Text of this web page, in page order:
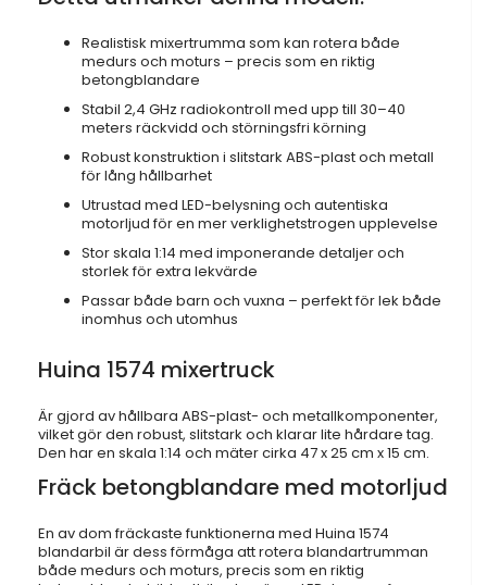
Realistisk mixertrumma som kan rotera både
medurs och moturs – precis som en riktig
betongblandare
Stabil 2,4 GHz radiokontroll med upp till 30–40
meters räckvidd och störningsfri körning
Robust konstruktion i slitstark ABS-plast och metall
för lång hållbarhet
Utrustad med LED-belysning och autentiska
motorljud för en mer verklighetstrogen upplevelse
Stor skala 1:14 med imponerande detaljer och
storlek för extra lekvärde
Passar både barn och vuxna – perfekt för lek både
inomhus och utomhus
Huina 1574 mixertruck
Är gjord av hållbara ABS-plast- och metallkomponenter,
vilket gör den robust, slitstark och klarar lite hårdare tag.
Den har en skala 1:14 och mäter cirka 47 x 25 cm x 15 cm.
Fräck betongblandare med motorljud
En av dom fräckaste funktionerna med Huina 1574
blandarbil är dess förmåga att rotera blandartrumman
både medurs och moturs, precis som en riktig